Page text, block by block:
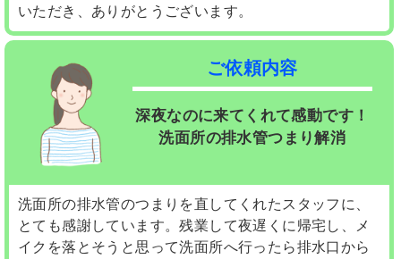
いただき、ありがとうございます。
ご依頼内容
深夜なのに来てくれて感動です！
洗面所の排水管つまり解消
洗面所の排水管のつまりを直してくれたスタッフに、
とても感謝しています。残業して夜遅くに帰宅し、メ
イクを落とそうと思って洗面所へ行ったら排水口から